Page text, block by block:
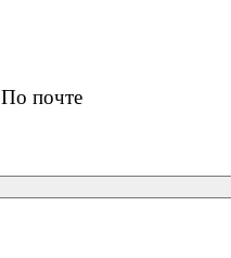
По почте